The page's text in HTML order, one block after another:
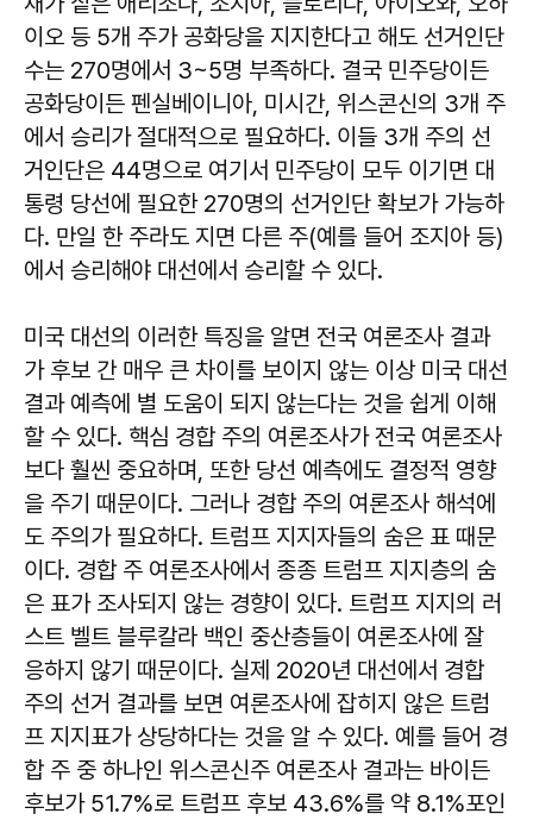
이오 등 5개 주가 공화당을 지지한다고 해도 선거인단
수는 270명에서 3~5명 부족하다. 결국 민주당이든
공화당이든 펜실베이니아, 미시간, 위스콘신의 3개 주
에서 승리가 절대적으로 필요하다. 이들 3개 주의 선
거인단은 44명으로 여기서 민주당이 모두 이기면 대
통령 당선에 필요한 270명의 선거인단 확보가 가능하
다. 만일 한 주라도 지면 다른 주(예를 들어 조지아 등)
에서 승리해야 대선에서 승리할 수 있다.
미국 대선의 이러한 특징을 알면 전국 여론조사 결과
가 후보 간 매우 큰 차이를 보이지 않는 이상 미국 대선
결과 예측에 별 도움이 되지 않는다는 것을 쉽게 이해
할 수 있다. 핵심 경합 주의 여론조사가 전국 여론조사
보다 훨씬 중요하며, 또한 당선 예측에도 결정적 영향
을 주기 때문이다. 그러나 경합 주의 여론조사 해석에
도 주의가 필요하다. 트럼프 지지자들의 숨은 표 때문
이다. 경합 주 여론조사에서 종종 트럼프 지지층의 숨
은 표가 조사되지 않는 경향이 있다. 트럼프 지지의 러
스트 벨트 블루칼라 백인 중산층들이 여론조사에 잘
응하지 않기 때문이다. 실제 2020년 대선에서 경합
주의 선거 결과를 보면 여론조사에 잡히지 않은 트럼
프 지지표가 상당하다는 것을 알 수 있다. 예를 들어 경
합 주 중 하나인 위스콘신주 여론조사 결과는 바이든
후보가 51.7%로 트럼프 후보 43.6%를 약 8.1%포인